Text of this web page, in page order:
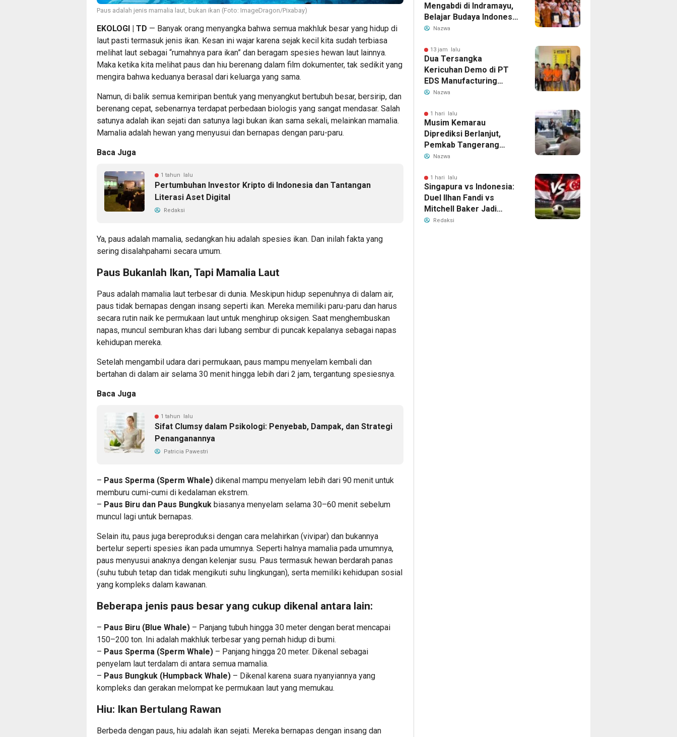
Paus adalah jenis mamalia laut, bukan ikan (Foto: ImageDragon/Pixabay)
EKOLOGI | TD — Banyak orang menyangka bahwa semua makhluk besar yang hidup di
laut pasti termasuk jenis ikan. Kesan ini wajar karena sejak kecil kita sudah terbiasa
melihat laut sebagai “rumahnya para ikan” dan beragam spesies hewan laut lainnya.
Maka ketika kita melihat paus dan hiu berenang dalam film dokumenter, tak sedikit yang
mengira bahwa keduanya berasal dari keluarga yang sama.
Namun, di balik semua kemiripan bentuk yang menyangkut bertubuh besar, bersirip, dan
berenang cepat, sebenarnya terdapat perbedaan biologis yang sangat mendasar. Salah
satunya adalah ikan sejati dan satunya lagi bukan ikan sama sekali, melainkan mamalia.
Mamalia adalah hewan yang menyusui dan bernapas dengan paru-paru.
Baca Juga
1 tahun lalu
Pertumbuhan Investor Kripto di Indonesia dan Tantangan
Literasi Aset Digital
Redaksi
Ya, paus adalah mamalia, sedangkan hiu adalah spesies ikan. Dan inilah fakta yang
sering disalahpahami secara umum.
Paus Bukanlah Ikan, Tapi Mamalia Laut
Paus adalah mamalia laut terbesar di dunia. Meskipun hidup sepenuhnya di dalam air,
paus tidak bernapas dengan insang seperti ikan. Mereka memiliki paru-paru dan harus
secara rutin naik ke permukaan laut untuk menghirup oksigen. Saat menghembuskan
napas, muncul semburan khas dari lubang sembur di puncak kepalanya sebagai napas
kehidupan mereka.
Setelah mengambil udara dari permukaan, paus mampu menyelam kembali dan
bertahan di dalam air selama 30 menit hingga lebih dari 2 jam, tergantung spesiesnya.
Baca Juga
1 tahun lalu
Sifat Clumsy dalam Psikologi: Penyebab, Dampak, dan Strategi
Penanganannya
Patricia Pawestri
– Paus Sperma (Sperm Whale) dikenal mampu menyelam lebih dari 90 menit untuk
memburu cumi-cumi di kedalaman ekstrem.
– Paus Biru dan Paus Bungkuk biasanya menyelam selama 30–60 menit sebelum
muncul lagi untuk bernapas.
Selain itu, paus juga bereproduksi dengan cara melahirkan (vivipar) dan bukannya
bertelur seperti spesies ikan pada umumnya. Seperti halnya mamalia pada umumnya,
paus menyusui anaknya dengan kelenjar susu. Paus termasuk hewan berdarah panas
(suhu tubuh tetap dan tidak mengikuti suhu lingkungan), serta memiliki kehidupan sosial
yang kompleks dalam kawanan.
Beberapa jenis paus besar yang cukup dikenal antara lain:
– Paus Biru (Blue Whale) – Panjang tubuh hingga 30 meter dengan berat mencapai
150–200 ton. Ini adalah makhluk terbesar yang pernah hidup di bumi.
– Paus Sperma (Sperm Whale) – Panjang hingga 20 meter. Dikenal sebagai
penyelam laut terdalam di antara semua mamalia.
– Paus Bungkuk (Humpback Whale) – Dikenal karena suara nyanyiannya yang
kompleks dan gerakan melompat ke permukaan laut yang memukau.
Hiu: Ikan Bertulang Rawan
Berbeda dengan paus, hiu adalah ikan sejati. Mereka bernapas dengan insang dan
Mengabdi di Indramayu,
Belajar Budaya Indonesia
dan Edukasi Pekerja
Nazwa
13 jam lalu
Dua Tersangka
Kericuhan Demo di PT
EDS Manufacturing
Indonesia Ditahan, Polda
Perebutan Pengelolaan
Limbah
Nazwa
1 hari lalu
Musim Kemarau
Diprediksi Berlanjut,
Pemkab Tangerang
Siapkan Langkah
Bersih
Nazwa
1 hari lalu
Singapura vs Indonesia:
Duel Ilhan Fandi vs
Mitchell Baker Jadi
Sorotan di Piala AFF
Redaksi